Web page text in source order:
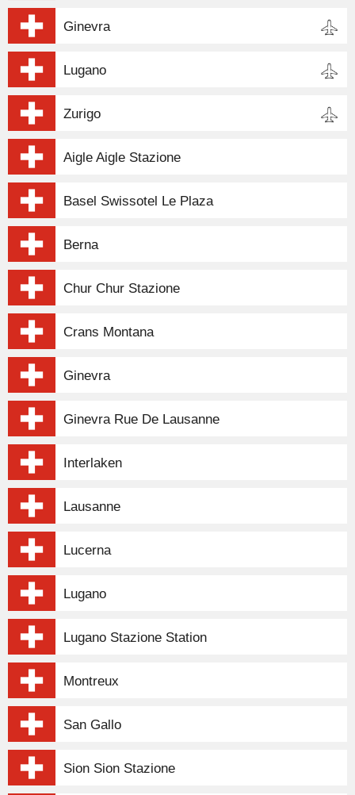
Ginevra
Lugano
Zurigo
Aigle Aigle Stazione
Basel Swissotel Le Plaza
Berna
Chur Chur Stazione
Crans Montana
Ginevra
Ginevra Rue De Lausanne
Interlaken
Lausanne
Lucerna
Lugano
Lugano Stazione Station
Montreux
San Gallo
Sion Sion Stazione